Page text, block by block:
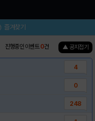
즐겨찾기
진행중인 이벤트0건 ▲ 공지접기
4
0
248